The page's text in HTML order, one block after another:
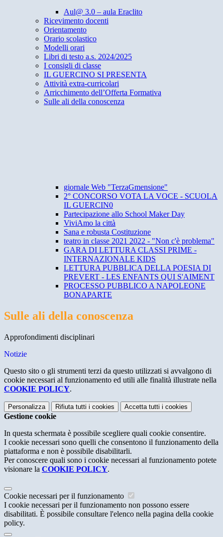
Aul@ 3.0 – aula Eraclito
Ricevimento docenti
Orientamento
Orario scolastico
Modelli orari
Libri di testo a.s. 2024/2025
I consigli di classe
IL GUERCINO SI PRESENTA
Attività extra-curricolari
Arricchimento dell’Offerta Formativa
Sulle ali della conoscenza
giornale Web "TerzaGmensione"
2° CONCORSO VOTA LA VOCE - SCUOLA
IL GUERCIN0
Partecipazione allo School Maker Day
ViviAmo la città
Sana e robusta Costituzione
teatro in classe 2021 2022 - "Non c'è problema"
GARA DI LETTURA CLASSI PRIME -
INTERNAZIONALE KIDS
LETTURA PUBBLICA DELLA POESIA DI
PREVERT - LES ENFANTS QUI S'AIMENT
PROCESSO PUBBLICO A NAPOLEONE
BONAPARTE
Sulle ali della conoscenza
Approfondimenti disciplinari
Notizie
Questo sito o gli strumenti terzi da questo utilizzati si avvalgono di
cookie necessari al funzionamento ed utili alle finalità illustrate nella
COOKIE POLICY.
Personalizza Rifiuta tutti i cookies Accetta tutti i cookies
Gestione cookie
In questa schermata è possibile scegliere quali cookie consentire.
I cookie necessari sono quelli che consentono il funzionamento della
piattaforma e non è possibile disabilitarli.
Per conoscere quali sono i cookie necessari al funzionamento potete
visionare la COOKIE POLICY.
Cookie necessari per il funzionamento
I cookie necessari per il funzionamento non possono essere
disabilitati. È possibile consultare l'elenco nella pagina della cookie
policy.